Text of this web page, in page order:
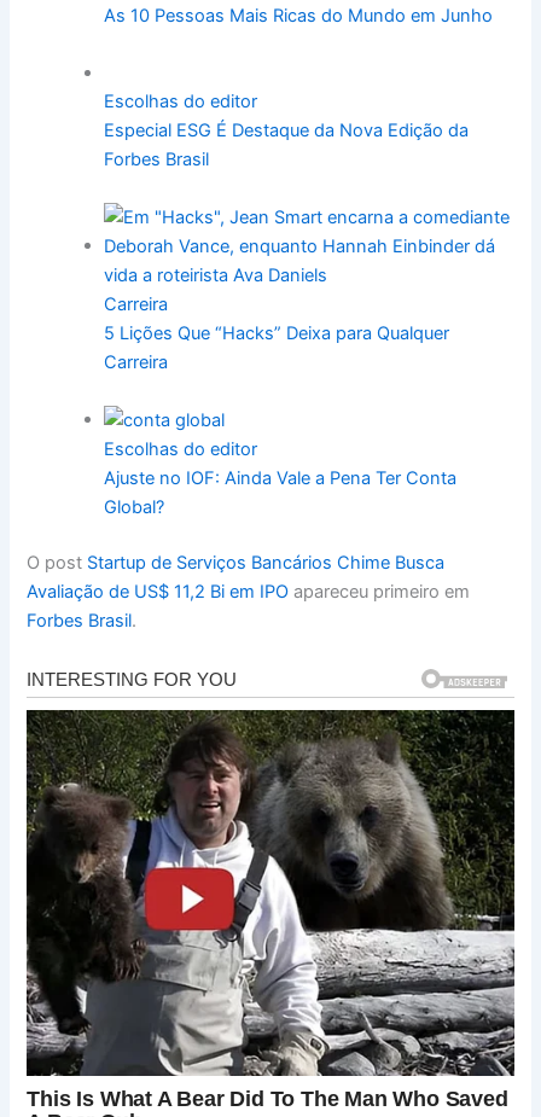
As 10 Pessoas Mais Ricas do Mundo em Junho
Escolhas do editor
Especial ESG É Destaque da Nova Edição da
Forbes Brasil
Carreira
5 Lições Que “Hacks” Deixa para Qualquer
Carreira
Escolhas do editor
Ajuste no IOF: Ainda Vale a Pena Ter Conta
Global?
O post Startup de Serviços Bancários Chime Busca
Avaliação de US$ 11,2 Bi em IPO apareceu primeiro em
Forbes Brasil.